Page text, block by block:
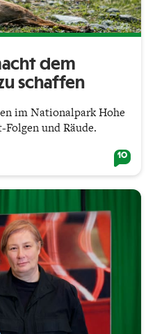
dem
schaffen
im Nationalpark Hohe
und Räude.
10